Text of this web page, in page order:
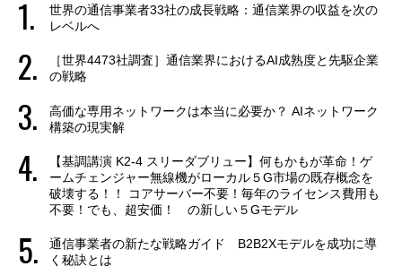
世界の通信事業者33社の成長戦略：通信業界の収益を次の
レベルへ
［世界4473社調査］通信業界におけるAI成熟度と先駆企業
の戦略
高価な専用ネットワークは本当に必要か？ AIネットワーク
構築の現実解
【基調講演 K2-4 スリーダブリュー】何もかもが革命！ゲ
ームチェンジャー無線機がローカル５G市場の既存概念を
破壊する！！ コアサーバー不要！毎年のライセンス費用も
不要！でも、超安価！ の新しい５Gモデル
通信事業者の新たな戦略ガイド B2B2Xモデルを成功に導
く秘訣とは